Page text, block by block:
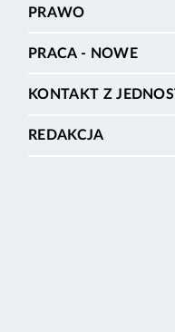
PRAWO
PRACA - NOWE
KONTAKT Z
REDAKCJA